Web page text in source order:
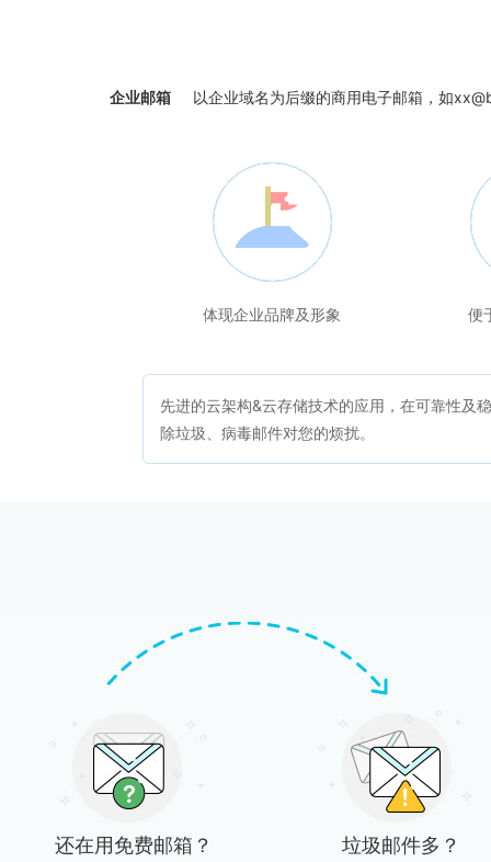
企业邮箱 以企业域名为后缀的商用电子邮箱，如
体现企业品牌及形象 便
先进的云架构&云存储技术的应用，在可靠性及
除垃圾、病毒邮件对您的烦扰。
还在用免费邮箱？ 垃圾邮件多？